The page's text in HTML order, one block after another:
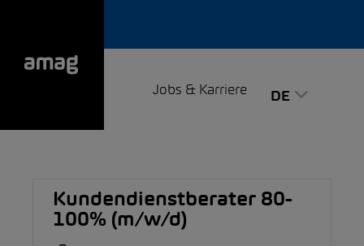
DE
Jobs & Karriere
Kundendienstberater 80-
100% (m/w/d)